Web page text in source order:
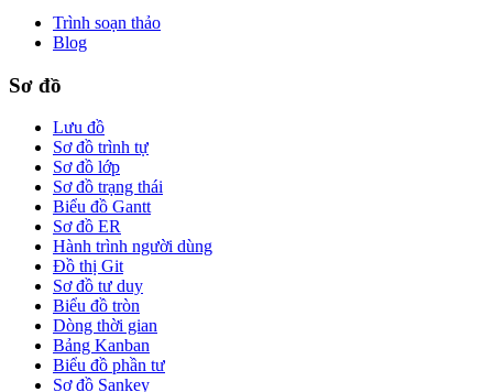
Trình soạn thảo
Blog
Sơ đồ
Lưu đồ
Sơ đồ trình tự
Sơ đồ lớp
Sơ đồ trạng thái
Biểu đồ Gantt
Sơ đồ ER
Hành trình người dùng
Đồ thị Git
Sơ đồ tư duy
Biểu đồ tròn
Dòng thời gian
Bảng Kanban
Biểu đồ phần tư
Sơ đồ Sankey